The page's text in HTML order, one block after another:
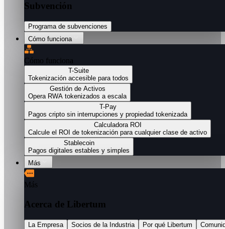
Subvención
Programa de subvenciones
Cómo funciona
Cómo funciona
T-Suite
Tokenización accesible para todos
Gestión de Activos
Opera RWA tokenizados a escala
T-Pay
Pagos cripto sin interrupciones y propiedad tokenizada
Calculadora ROI
Calcule el ROI de tokenización para cualquier clase de activo
Stablecoin
Pagos digitales estables y simples
Más
Más
Acerca de Libertum
La Empresa Socios de la Industria Por qué Libertum